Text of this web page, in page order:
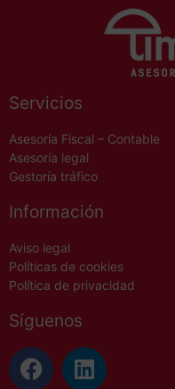
Servicios
Asesoría Fiscal – Contable
Asesoría legal
Gestoría tráfico
Información
Aviso legal
Políticas de cookies
Política de privacidad
Síguenos